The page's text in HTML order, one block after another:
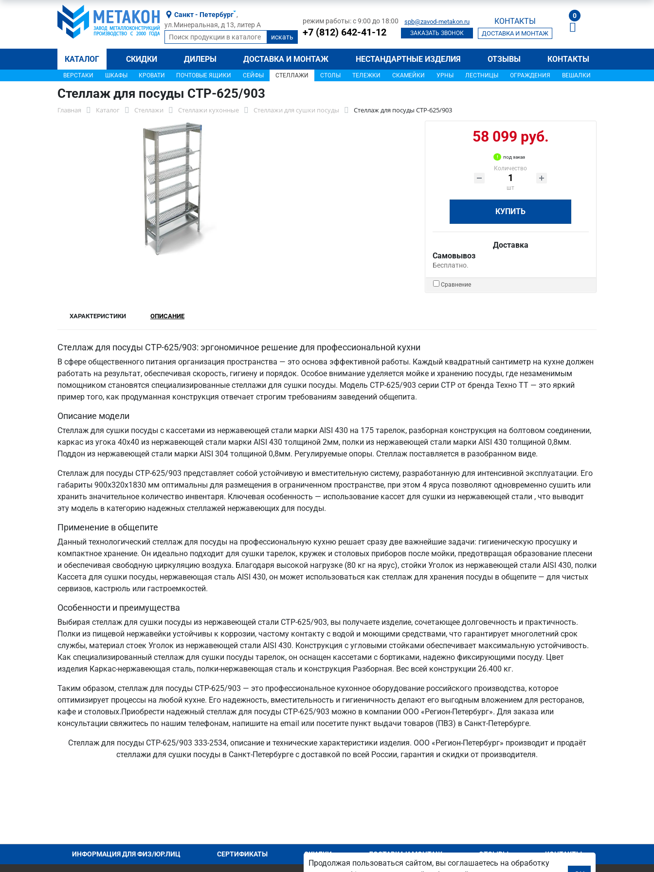
Санкт - Петербург ,
ул.Минеральная, д 13, литер А
режим работы: с 9:00 до 18:00
+7 (812) 642-41-12
spb@zavod-metakon.ru
ЗАКАЗАТЬ ЗВОНОК
КОНТАКТЫ
ДОСТАВКА И МОНТАЖ
0
КАТАЛОГ СКИДКИ ДИЛЕРЫ ДОСТАВКА И МОНТАЖ НЕСТАНДАРТНЫЕ ИЗДЕЛИЯ ОТЗЫВЫ КОНТАКТЫ
ВЕРСТАКИ ШКАФЫ КРОВАТИ ПОЧТОВЫЕ ЯЩИКИ СЕЙФЫ СТЕЛЛАЖИ СТОЛЫ ТЕЛЕЖКИ СКАМЕЙКИ УРНЫ ЛЕСТНИЦЫ ОГРАЖДЕНИЯ ВЕШАЛКИ
Стеллаж для посуды СТР-625/903
Главная Каталог Стеллажи Стеллажи кухонные Стеллажи для сушки посуды Стеллаж для посуды СТР-625/903
58 099 руб.
под заказ
Количество
шт
КУПИТЬ
Доставка
Самовывоз
Бесплатно.
Сравнение
ХАРАКТЕРИСТИКИ ОПИСАНИЕ
Стеллаж для посуды СТР-625/903: эргономичное решение для профессиональной кухни
В сфере общественного питания организация пространства — это основа эффективной работы. Каждый квадратный сантиметр на кухне должен
работать на результат, обеспечивая скорость, гигиену и порядок. Особое внимание уделяется мойке и хранению посуды, где незаменимым
помощником становятся специализированные стеллажи для сушки посуды. Модель СТР-625/903 серии СТР от бренда Техно ТТ — это яркий
пример того, как продуманная конструкция отвечает строгим требованиям заведений общепита.
Описание модели
Стеллаж для сушки посуды c кассетами из нержавеющей стали марки AISI 430 на 175 тарелок, разборная конструкция на болтовом соединении,
каркас из угока 40х40 из нержавеющей стали марки AISI 430 толщиной 2мм, полки из нержавеющей стали марки AISI 430 толщиной 0,8мм.
Поддон из нержавеющей стали марки AISI 304 толщиной 0,8мм. Регулируемые опоры. Стеллаж поставляется в разобранном виде.
Стеллаж для посуды СТР-625/903 представляет собой устойчивую и вместительную систему, разработанную для интенсивной эксплуатации. Его
габариты 900х320х1830 мм оптимальны для размещения в ограниченном пространстве, при этом 4 яруса позволяют одновременно сушить или
хранить значительное количество инвентаря. Ключевая особенность — использование кассет для сушки из нержавеющей стали , что выводит
эту модель в категорию надежных стеллажей нержавеющих для посуды.
Применение в общепите
Данный технологический стеллаж для посуды на профессиональную кухню решает сразу две важнейшие задачи: гигиеническую просушку и
компактное хранение. Он идеально подходит для сушки тарелок, кружек и столовых приборов после мойки, предотвращая образование плесени
и обеспечивая свободную циркуляцию воздуха. Благодаря высокой нагрузке (80 кг на ярус), стойки Уголок из нержавеющей стали AISI 430, полки
Кассета для сушки посуды, нержавеющая сталь AISI 430, он может использоваться как стеллаж для хранения посуды в общепите — для чистых
сервизов, кастрюль или гастроемкостей.
Особенности и преимущества
Выбирая стеллаж для сушки посуды из нержавеющей стали СТР-625/903, вы получаете изделие, сочетающее долговечность и практичность.
Полки из пищевой нержавейки устойчивы к коррозии, частому контакту с водой и моющими средствами, что гарантирует многолетний срок
службы, материал стоек Уголок из нержавеющей стали AISI 430. Конструкция с угловыми стойками обеспечивает максимальную устойчивость.
Как специализированный стеллаж для сушки посуды тарелок, он оснащен кассетами с бортиками, надежно фиксирующими посуду. Цвет
изделия Каркас-нержавеющая сталь, полки-нержавеющая сталь и конструкция Разборная. Вес всей конструкции 26.400 кг.
Таким образом, стеллаж для посуды СТР-625/903 — это профессиональное кухонное оборудование российского производства, которое
оптимизирует процессы на любой кухне. Его надежность, вместительность и гигиеничность делают его выгодным вложением для ресторанов,
кафе и столовых.Приобрести надежный стеллаж для посуды СТР-625/903 можно в компании ООО «Регион-Петербург». Для заказа или
консультации свяжитесь по нашим телефонам, напишите на email или посетите пункт выдачи товаров (ПВЗ) в Санкт‑Петербурге.
Стеллаж для посуды СТР-625/903 333-2534, описание и технические характеристики изделия. ООО «Регион-Петербург» производит и продаёт
стеллажи для сушки посуды в Санкт‑Петербурге с доставкой по всей России, гарантия и скидки от производителя.
ИНФОРМАЦИЯ ДЛЯ ФИЗ/ЮР.ЛИЦ СЕРТИФИКАТЫ СКИДКИ ДОСТАВКА И МОНТАЖ ОТЗЫВЫ КОНТАКТЫ
Продолжая пользоваться сайтом, вы соглашаетесь на обработку